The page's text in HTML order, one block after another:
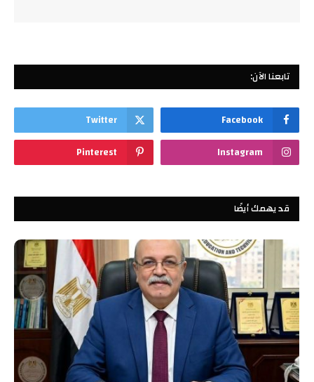
تابعنا الآن:
Facebook
Twitter
Instagram
Pinterest
قد يهمك أيضًا